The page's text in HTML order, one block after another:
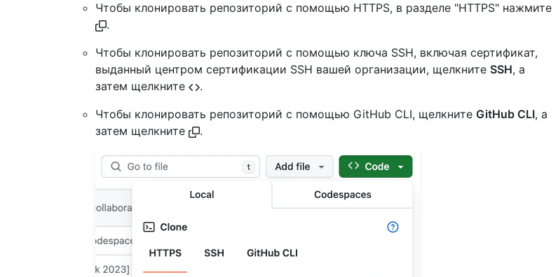
Чтобы клонировать репозиторий с помощью HTTPS, в разделе "HTTPS" нажмите
.
Чтобы клонировать репозиторий с помощью ключа SSH, включая сертификат,
выданный центром сертификации SSH вашей организации, щелкните SSH, а
затем щелкните
.
Чтобы клонировать репозиторий с помощью GitHub CLI, щелкните GitHub CLI, а
затем щелкните
.